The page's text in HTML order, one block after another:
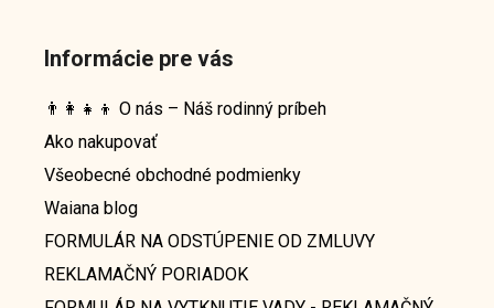
Informácie pre vás
👨‍👩‍👧‍👦 O nás – Náš rodinný príbeh
Ako nakupovať
Všeobecné obchodné podmienky
Waiana blog
FORMULÁR NA ODSTÚPENIE OD ZMLUVY
REKLAMAČNÝ PORIADOK